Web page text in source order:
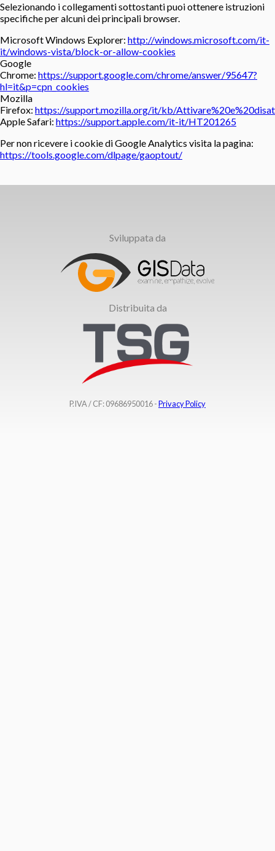
Selezionando i collegamenti sottostanti puoi ottenere istruzioni
specifiche per alcuni dei principali browser.
Microsoft Windows Explorer: http://windows.microsoft.com/it-
it/windows-vista/block-or-allow-cookies
Google
Chrome: https://support.google.com/chrome/answer/95647?
hl=it&p=cpn_cookies
Mozilla
Firefox: https://support.mozilla.org/it/kb/
Apple Safari: https://support.apple.com/it-it/HT201265
Per non ricevere i cookie di Google Analytics visita la pagina:
https://tools.google.com/dlpage/gaoptout/
Sviluppata da
Distribuita da
P.IVA / CF: 09686950016 -Privacy Policy